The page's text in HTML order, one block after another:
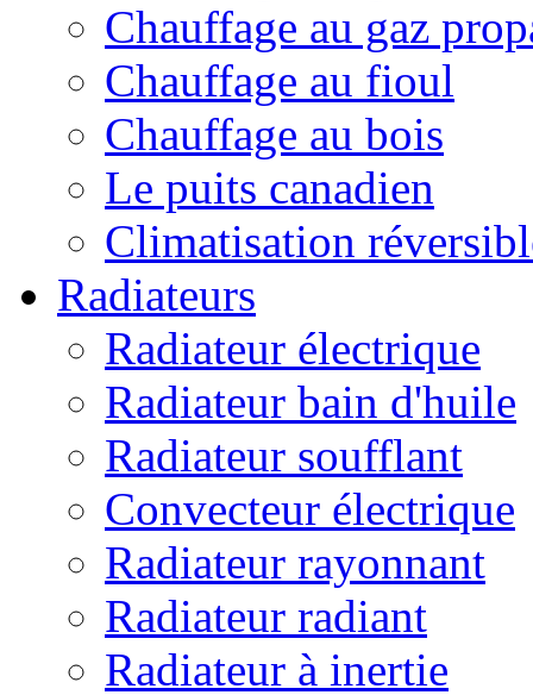
Chauffage au gaz
Chauffage au fioul
Chauffage au bois
Le puits canadien
Climatisation
Radiateurs
Radiateur électrique
Radiateur bain d'huile
Radiateur soufflant
Convecteur électrique
Radiateur rayonnant
Radiateur radiant
Radiateur à inertie